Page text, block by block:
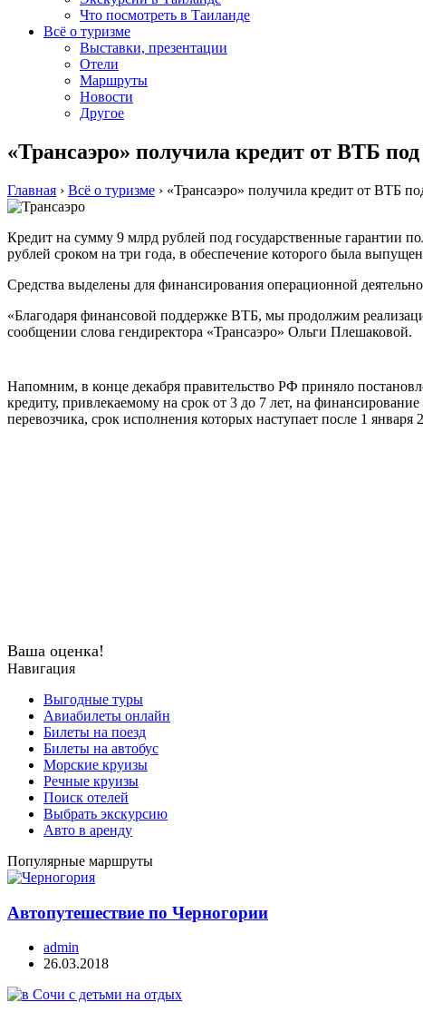
Что посмотреть в Таиланде
Всё о туризме
Выставки, презентации
Отели
Маршруты
Новости
Другое
«Трансаэро» получила кредит от ВТБ под
Главная › Всё о туризме › «Трансаэро» получила кредит от ВТБ
Кредит на сумму 9 млрд рублей под государственные гарантии
рублей сроком на три года, в обеспечение которого была
Средства выделены для финансирования операционной
«Благодаря финансовой поддержке ВТБ, мы продолжим
сообщении слова гендиректора «Трансаэро» Ольги Плешаковой.
Напомним, в конце декабря правительство РФ приняло
кредиту, привлекаемому на срок от 3 до 7 лет, на
перевозчика, срок исполнения которых наступает после 1 января
Ваша оценка!
Навигация
Выгодные туры
Авиабилеты онлайн
Билеты на поезд
Билеты на автобус
Морские круизы
Речные круизы
Поиск отелей
Выбрать экскурсию
Авто в аренду
Популярные маршруты
Автопутешествие по Черногории
admin
26.03.2018